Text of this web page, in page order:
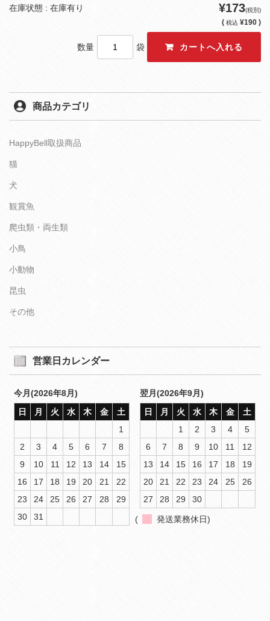
在庫状態 : 在庫有り ¥173(税別)
( 税込 ¥190 )
数量 袋
商品カテゴリ
HappyBell取扱商品
猫
犬
観賞魚
爬虫類・両生類
小鳥
小動物
昆虫
その他
営業日カレンダー
今月(2026年8月)
日
月 火 水 木 金
土
1
2
3 4 5 6 7
8
9
10 11 12 13 14
15
16
17 18 19 20 21
22
23
24 25 26 27 28
29
30
31
翌月(2026年9月)
日
月 火 水 木 金
土
1
2 3 4
5
6
7 8 9 10 11
12
13
14 15 16 17 18
19
20
21 22 23 24 25
26
27
28 29 30
( 発送業務休日)